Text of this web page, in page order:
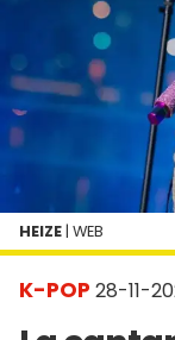
K-POP 28-11-
HEIZE | WEB